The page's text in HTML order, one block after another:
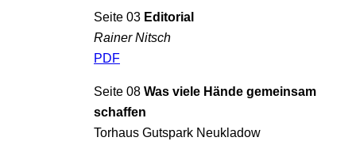
Seite 03 Editorial
Rainer Nitsch
PDF
Seite 08 Was viele Hände gemeinsam
schaffen
Torhaus Gutspark Neukladow